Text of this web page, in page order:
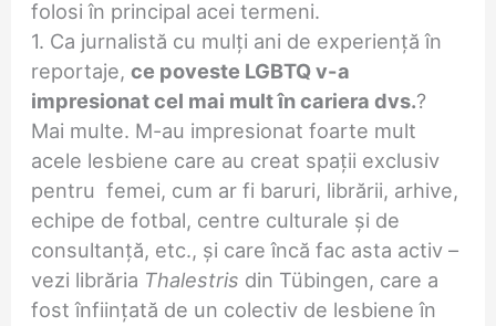
folosi în principal acei termeni.
1. Ca jurnalistă cu mulți ani de experiență în
reportaje,ce poveste LGBTQ v-a
impresionat cel mai mult în cariera dvs.?
Mai multe. M-au impresionat foarte mult
acele lesbiene care au creat spații exclusiv
pentru femei, cum ar fi baruri, librării, arhive,
echipe de fotbal, centre culturale și de
consultanță, etc., și care încă fac asta activ –
vezi librăria Thalestris din Tübingen, care a
fost înființată de un colectiv de lesbiene în